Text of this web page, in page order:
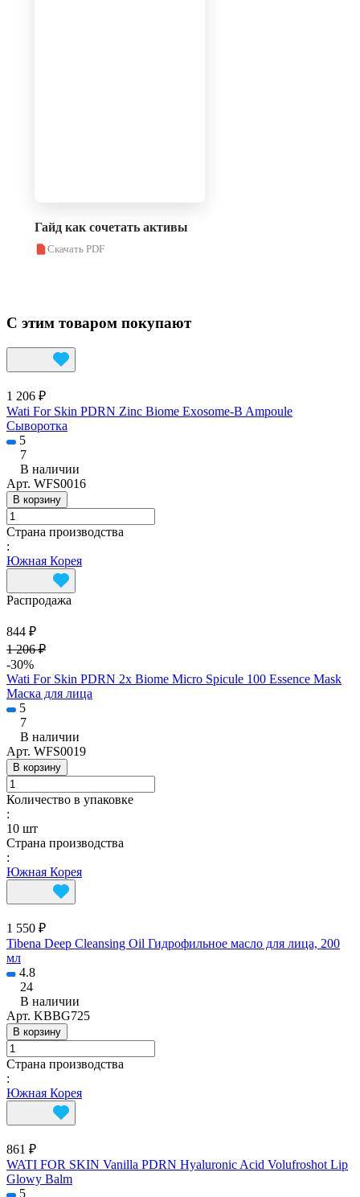
Гайд как сочетать активы
Скачать PDF
С этим товаром покупают
1 206 ₽
Wati For Skin PDRN Zinc Biome Exosome-B Ampoule
Сыворотка
5
7
В наличии
Арт. WFS0016
В корзину
Страна производства
:
Южная Корея
Распродажа
844 ₽
1 206 ₽
-30%
Wati For Skin PDRN 2x Biome Micro Spicule 100 Essence Mask
Маска для лица
5
7
В наличии
Арт. WFS0019
В корзину
Количество в упаковке
:
10 шт
Страна производства
:
Южная Корея
1 550 ₽
Tibena Deep Cleansing Oil Гидрофильное масло для лица, 200
мл
4.8
24
В наличии
Арт. KBBG725
В корзину
Страна производства
:
Южная Корея
861 ₽
WATI FOR SKIN Vanilla PDRN Hyaluronic Acid Volufroshot Lip
Glowy Balm
5